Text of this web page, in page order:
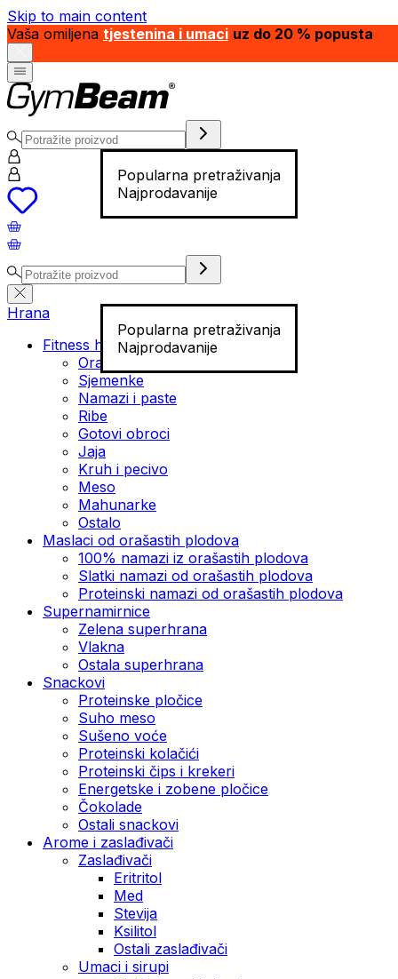
Skip to main content
Vaša omiljena tjestenina i umaci uz do 20 % popusta
Popularna pretraživanja
Najprodavanije
Popularna pretraživanja
Najprodavanije
Hrana
Fitness hrana
Orašasti plodovi
Sjemenke
Namazi i paste
Ribe
Gotovi obroci
Jaja
Kruh i pecivo
Meso
Mahunarke
Ostalo
Maslaci od orašastih plodova
100% namazi iz orašastih plodova
Slatki namazi od orašastih plodova
Proteinski namazi od orašastih plodova
Supernamirnice
Zelena superhrana
Vlakna
Ostala superhrana
Snackovi
Proteinske pločice
Suho meso
Sušeno voće
Proteinski kolačići
Proteinski čips i krekeri
Energetske i zobene pločice
Čokolade
Ostali snackovi
Arome i zaslađivači
Zaslađivači
Eritritol
Med
Stevija
Ksilitol
Ostali zaslađivači
Umaci i sirupi